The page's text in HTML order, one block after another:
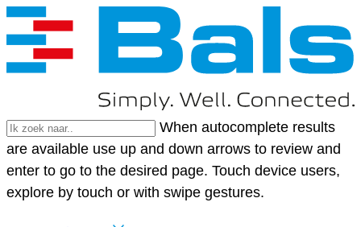
When autocomplete results
are available use up and down arrows to review and
enter to go to the desired page. Touch device users,
explore by touch or with swipe gestures.